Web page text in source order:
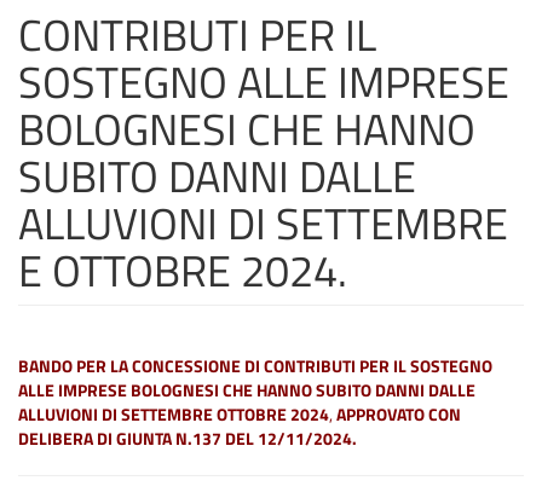
CONTRIBUTI PER IL
SOSTEGNO ALLE IMPRESE
BOLOGNESI CHE HANNO
SUBITO DANNI DALLE
ALLUVIONI DI SETTEMBRE
E OTTOBRE 2024.
BANDO PER LA CONCESSIONE DI CONTRIBUTI PER IL SOSTEGNO
ALLE IMPRESE BOLOGNESI CHE HANNO SUBITO DANNI DALLE
ALLUVIONI DI SETTEMBRE OTTOBRE 2024,APPROVATO CON
DELIBERA DI GIUNTA N.137 DEL 12/11/2024.